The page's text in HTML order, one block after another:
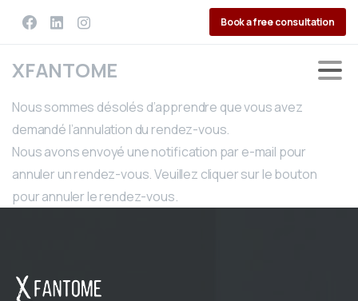
Book a free consultation
XFANTOME
Nous sommes désolés d’apprendre que vous avez
demandé l’annulation du rendez-vous.
Nous avons envoyé une notification par e-mail pour
annuler un rendez-vous. Veuillez cliquer sur le bouton
pour annuler le rendez-vous.